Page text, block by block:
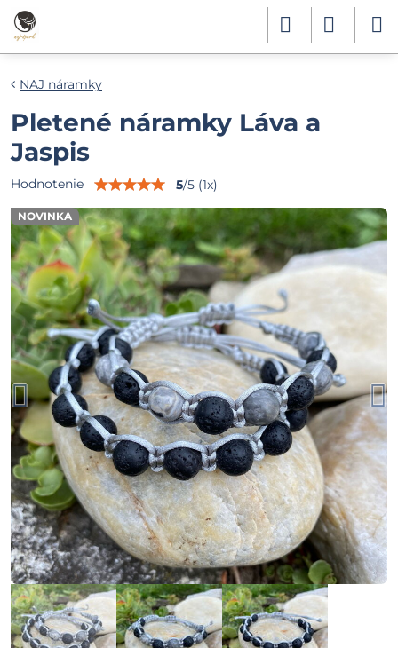
NOVINKA
NAJ náramky
Pletené náramky Láva a
Jaspis
Hodnotenie 5/5 (1x)